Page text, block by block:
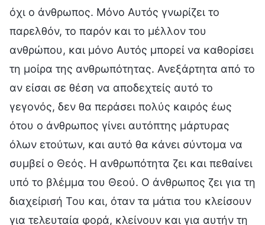
όχι ο άνθρωπος. Μόνο Αυτός γνωρίζει το
παρελθόν, το παρόν και το μέλλον του
ανθρώπου, και μόνο Αυτός μπορεί να καθορίσει
τη μοίρα της ανθρωπότητας. Ανεξάρτητα από το
αν είσαι σε θέση να αποδεχτείς αυτό το
γεγονός, δεν θα περάσει πολύς καιρός έως
ότου ο άνθρωπος γίνει αυτόπτης μάρτυρας
όλων ετούτων, και αυτό θα κάνει σύντομα να
συμβεί ο Θεός. Η ανθρωπότητα ζει και πεθαίνει
υπό το βλέμμα του Θεού. Ο άνθρωπος ζει για τη
διαχείρισή Του και, όταν τα μάτια του κλείσουν
για τελευταία φορά, κλείνουν και για αυτήν τη